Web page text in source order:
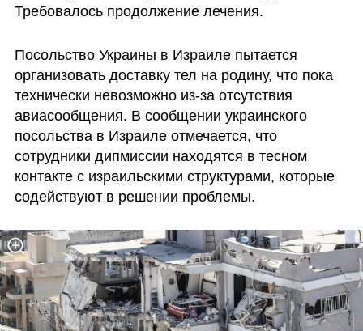
Требовалось продолжение лечения.
Посольство Украины в Израиле пытается
организовать доставку тел на родину, что пока
технически невозможно из-за отсутствия
авиасообщения. В сообщении украинского
посольства в Израиле отмечается, что
сотрудники дипмиссии находятся в тесном
контакте с израильскими структурами, которые
содействуют в решении проблемы.